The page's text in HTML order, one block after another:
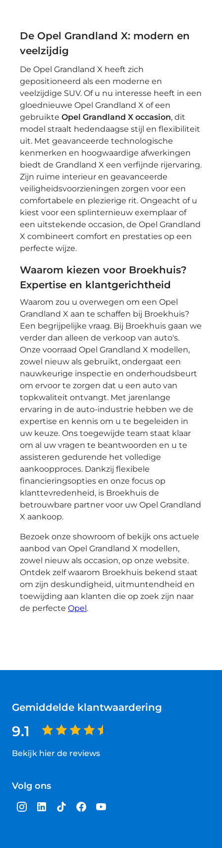
De Opel Grandland X: modern en
veelzijdig
De Opel Grandland X heeft zich
gepositioneerd als een moderne en
veelzijdige SUV. Of u nu interesse heeft in een
gloednieuwe Opel Grandland X of een
gebruikte Opel Grandland X occasion, dit
model straalt hedendaagse stijl en flexibiliteit
uit. Met geavanceerde technologische
kenmerken en hoogwaardige afwerkingen
biedt de Grandland X een verfijnde rijervaring.
Zijn ruime interieur en geavanceerde
veiligheidsvoorzieningen zorgen voor een
comfortabele en plezierige rit. Ongeacht of u
kiest voor een splinternieuw exemplaar of
een uitstekende occasion, de Opel Grandland
X combineert comfort en prestaties op een
perfecte wijze.
Waarom kiezen voor Broekhuis?
Expertise en klantgerichtheid
Waarom zou u overwegen om een Opel
Grandland X aan te schaffen bij Broekhuis?
Een begrijpelijke vraag. Bij Broekhuis gaan we
verder dan alleen de verkoop van auto's.
Onze voorraad Opel Grandland X modellen,
zowel nieuw als gebruikt, ondergaat een
nauwkeurige inspectie en onderhoudsbeurt
om ervoor te zorgen dat u een auto van
topkwaliteit ontvangt. Met jarenlange
ervaring in de auto-industrie hebben we de
expertise en kennis om u te begeleiden in
uw keuze. Ons toegewijde team staat klaar
om al uw vragen te beantwoorden en u te
assisteren gedurende het volledige
aankoopproces. Dankzij flexibele
financieringsopties en onze focus op
klanttevredenheid, is Broekhuis de
betrouwbare partner voor uw Opel Grandland
X aankoop.
Bezoek onze showroom of bekijk ons actuele
aanbod van Opel Grandland X modellen,
zowel nieuw als occasion, op onze website.
Ontdek zelf waarom Broekhuis bekend staat
om zijn deskundigheid, uitmuntendheid en
toewijding aan klanten die op zoek zijn naar
de perfecte Opel.
Gemiddelde klantwaardering
9.1
Bekijk hier de reviews
van
sterren
Volg ons